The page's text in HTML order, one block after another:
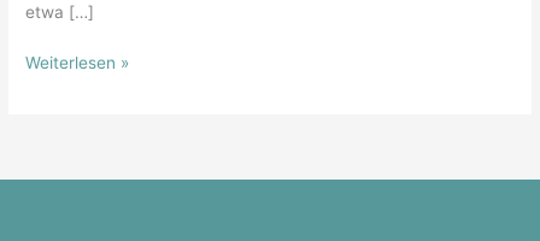
etwa […]
Weiterlesen »